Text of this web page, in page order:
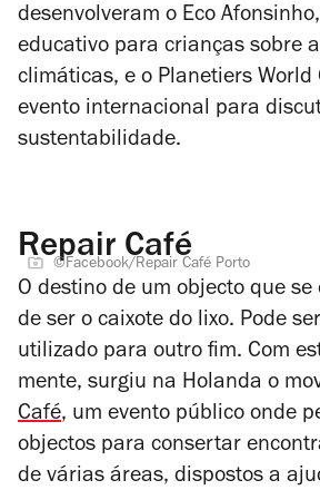
desenvolveram o Eco
educativo para crianças sobre
climáticas, e o Planetiers World
evento internacional para
sustentabilidade.
Repair Café
©Facebook/Repair Café Porto
O destino de um objecto que
de ser o caixote do lixo. Pode
utilizado para outro fim. Com
mente, surgiu na Holanda o
Café, um evento público onde
objectos para consertar
de várias áreas, dispostos a